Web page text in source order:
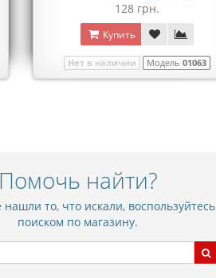
128 грн.
Купить
Нет в наличии Модель 01063
Помочь найти?
то, что искали, воспользуйтесь
поиском по магазину.